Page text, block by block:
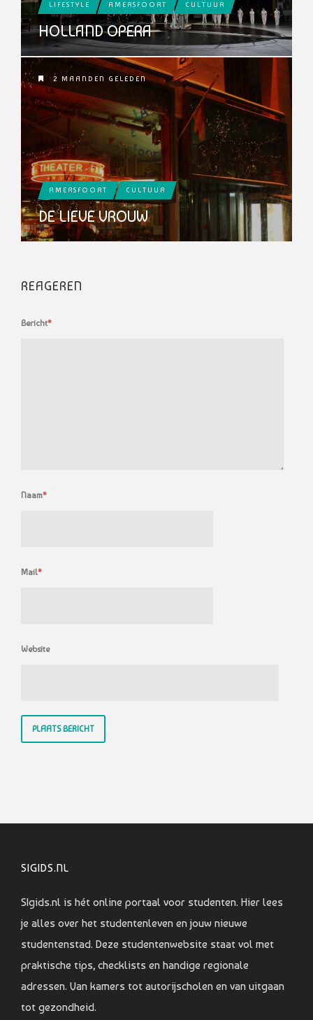
LIFESTYLE AMERSFOORT CULTUUR
HOLLAND OPERA
2 MAANDEN GELEDEN
AMERSFOORT CULTUUR
DE LIEVE VROUW
REAGEREN
Bericht*
Naam*
Mail*
Website
SIGIDS.NL
SIgids.nl is hét online portaal voor studenten. Hier lees
je alles over het studentenleven en jouw nieuwe
studentenstad. Deze studentenwebsite staat vol met
praktische tips, checklists en handige regionale
adressen. Van kamers tot autorijscholen en van uitgaan
tot gezondheid.